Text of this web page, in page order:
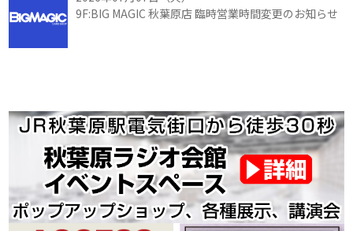
9F:BIG MAGIC 秋葉原店 臨時営業時間変更のお知らせ